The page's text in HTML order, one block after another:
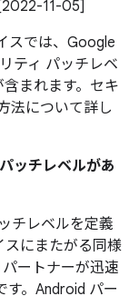
11-05]
スでは、Google
ティ パッチレベ
まれます。セキ
法について詳し
ッチレベルがあ
チレベルを定義
スにまたがる同様
ートナーが迅速
す。Android パー